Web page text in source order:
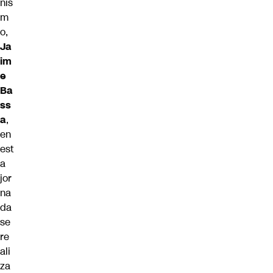
m
o,
Ja
im
e
Ba
ss
a,
en
est
a
jor
na
da
se
re
ali
za